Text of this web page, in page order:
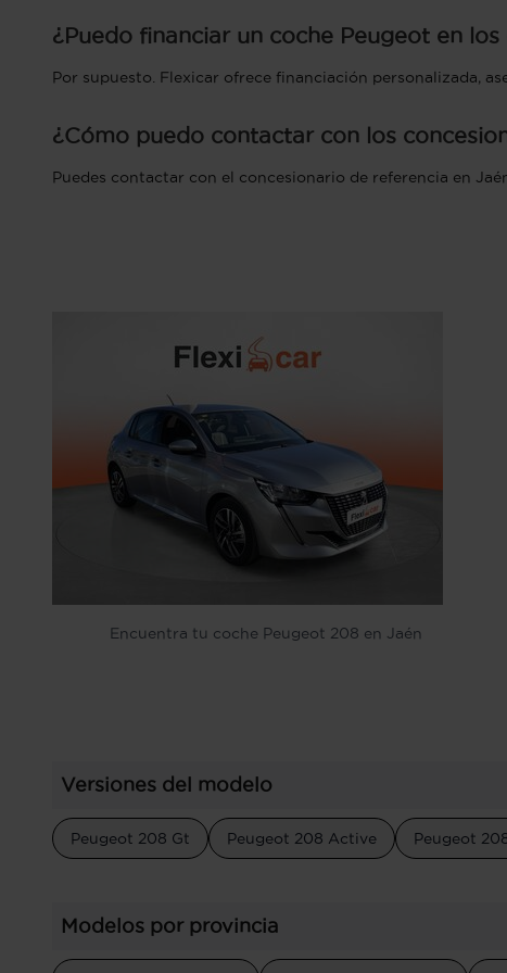
¿Puedo financiar un coche Peugeot en
Por supuesto. Flexicar ofrece financiación personalizada,
¿Cómo puedo contactar con los
Puedes contactar con el concesionario de referencia en
Encuentra tu coche Peugeot 208 en Jaén
Versiones del modelo
Peugeot 208 Gt Peugeot 208 Active Peugeot
Modelos por provincia